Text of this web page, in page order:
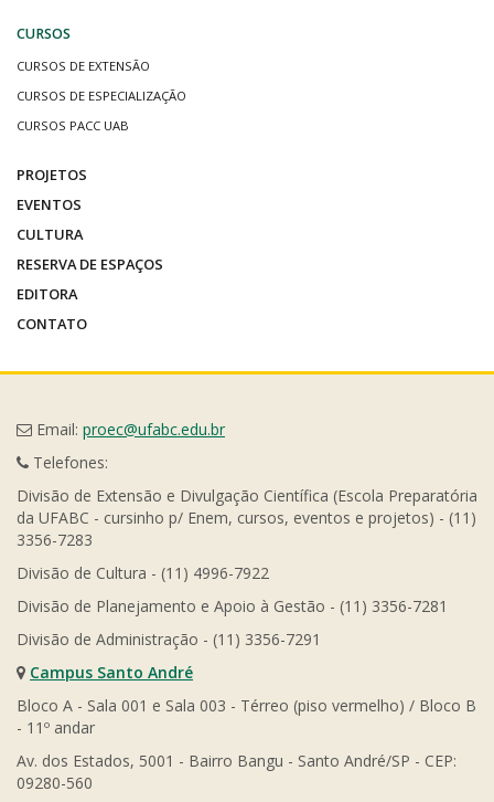
CURSOS
CURSOS DE EXTENSÃO
CURSOS DE ESPECIALIZAÇÃO
CURSOS PACC UAB
PROJETOS
EVENTOS
CULTURA
RESERVA DE ESPAÇOS
EDITORA
CONTATO
Email: proec@ufabc.edu.br
Telefones:
Divisão de Extensão e Divulgação Científica (Escola Preparatória
da UFABC - cursinho p/ Enem, cursos, eventos e projetos) - (11)
3356-7283
Divisão de Cultura - (11) 4996-7922
Divisão de Planejamento e Apoio à Gestão - (11) 3356-7281
Divisão de Administração - (11) 3356-7291
Campus Santo André
Bloco A - Sala 001 e Sala 003 - Térreo (piso vermelho) / Bloco B
- 11º andar
Av. dos Estados, 5001 - Bairro Bangu - Santo André/SP - CEP:
09280-560